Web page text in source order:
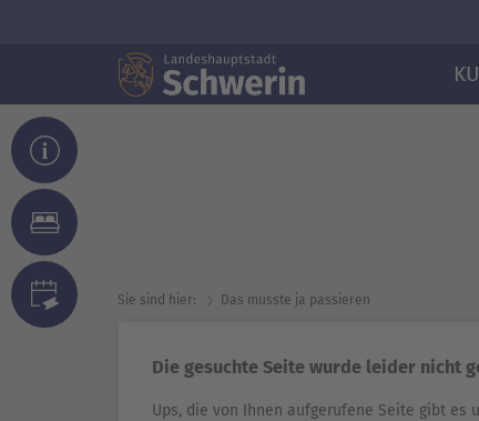
Sie sind hier: Das musste ja passieren
Die gesuchte Seite wurde leider nicht
Ups, die von Ihnen aufgerufene Seite gibt